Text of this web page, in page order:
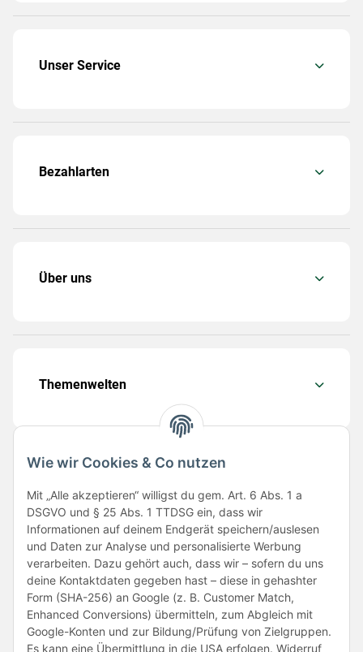
Wie wir Cookies & Co nutzen
Mit „Alle akzeptieren“ willigst du gem. Art. 6 Abs. 1 a
DSGVO und § 25 Abs. 1 TTDSG ein, dass wir
Informationen auf deinem Endgerät speichern/auslesen
und Daten zur Analyse und personalisierte Werbung
verarbeiten. Dazu gehört auch, dass wir – sofern du uns
deine Kontaktdaten gegeben hast – diese in gehashter
Form (SHA-256) an Google (z. B. Customer Match,
Enhanced Conversions) übermitteln, zum Abgleich mit
Google-Konten und zur Bildung/Prüfung von Zielgruppen.
Es kann eine Übermittlung in die USA erfolgen. Widerruf
Unser Service
Bezahlarten
Über uns
Themenwelten
Folge uns
Unsere Partner